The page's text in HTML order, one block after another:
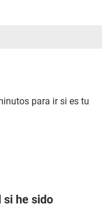
para ir si es tu
si he sido